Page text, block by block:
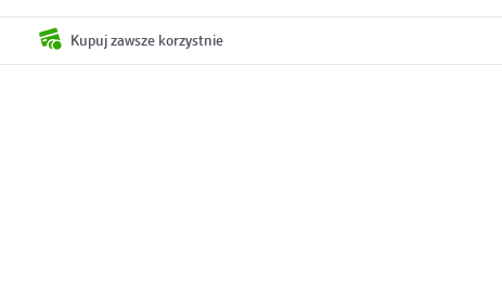
Kupuj zawsze korzystnie